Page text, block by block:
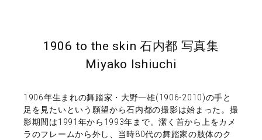
1906 to the skin 石内都 写真集
Miyako Ishiuchi
1906年生まれの舞踏家・大野一雄(1906-2010)の手と
足を見たいという願望から石内都の撮影は始まった。撮
影期間は1991年から1993年まで。潔く首から上をカメ
ラのフレームから外し、当時80代の舞踏家の肢体のク